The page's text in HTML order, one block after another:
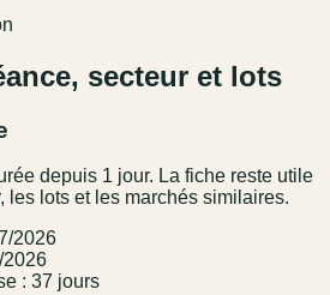
secteur et lots
depuis 1 jour. La fiche reste utile
les lots et les marchés similaires.
2026
2026
: 37 jours